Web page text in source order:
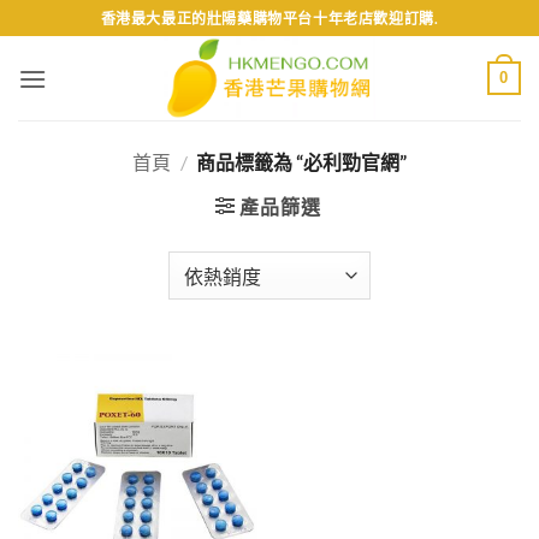
to
content
香港最大最正的壯陽藥購物平台十年老店歡迎訂購.
0
首頁 / 商品標籤為 “必利勁官網”
產品篩選